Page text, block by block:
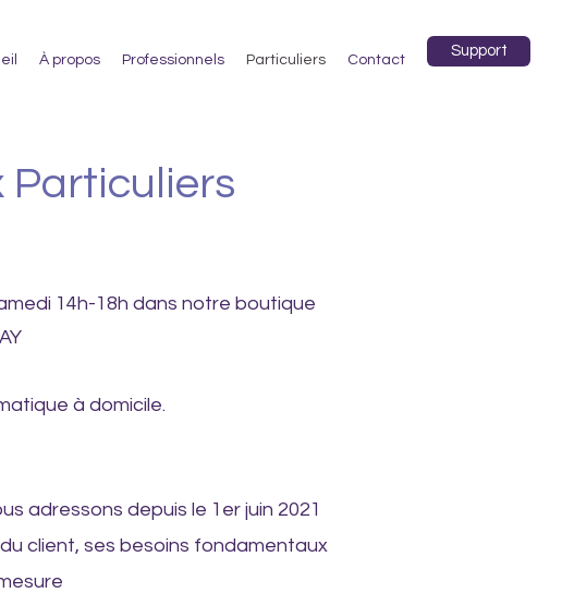
À propos Professionnels Particuliers Contact
Support
Particuliers
14h-18h dans notre boutique
à domicile.
adressons depuis le 1er juin 2021
client, ses besoins fondamentaux